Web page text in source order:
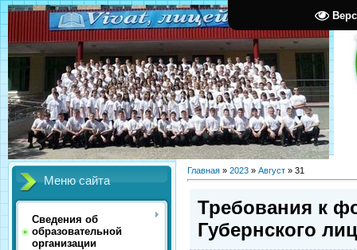
Меню сайта
Сведения об
образовательной
организации
Главная » 2023 » Август » 31
Требования к
Губернского